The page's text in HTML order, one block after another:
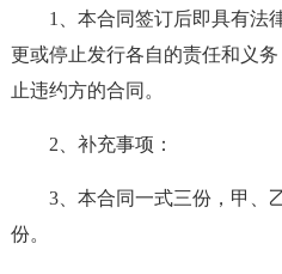
1、本合同签订后即具有法
更或停止发行各自的责任和义
止违约方的合同。
2、补充事项：
3、本合同一式三份，甲、
份。